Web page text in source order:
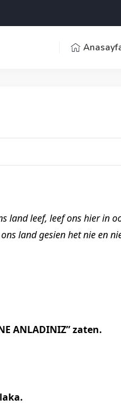
land leef, leef ons hier in
land gesien het nie en
ANLADINIZ” zaten.